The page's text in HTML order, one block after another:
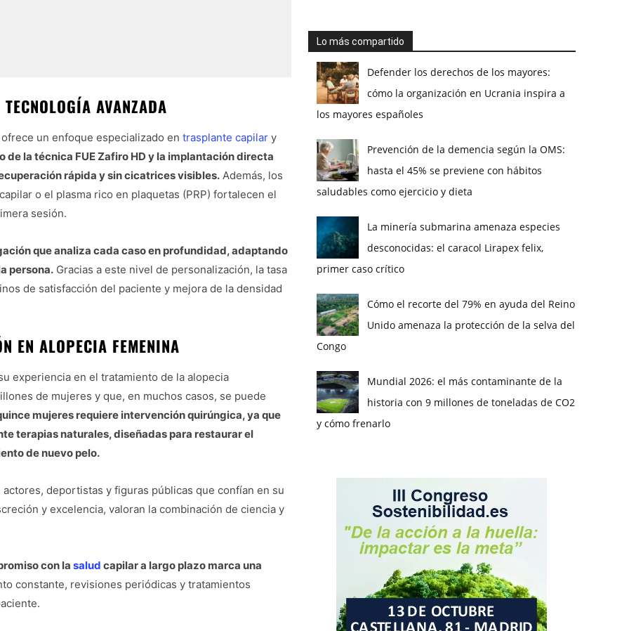
AVANZADA
un enfoque especializado en trasplante capilar y
de la técnica FUE Zafiro HD y la implantación directa
rápida y sin cicatrices visibles. Además, los
o el plasma rico en plaquetas (PRP) fortalecen el
sesión.
que analiza cada caso en profundidad, adaptando
persona. Gracias a este nivel de personalización, la tasa
de satisfacción del paciente y mejora de la densidad
EN ALOPECIA FEMENINA
experiencia en el tratamiento de la alopecia
de mujeres y que, en muchos casos, se puede
mujeres requiere intervención quirúngica, ya que
terapias naturales, diseñadas para restaurar el
de nuevo pelo.
deportistas y figuras públicas que confían en su
y excelencia, valoran la combinación de ciencia y
con la salud capilar a largo plazo marca una
constante, revisiones periódicas y tratamientos
Lo más compartido
Defender los derechos de los mayores:
cómo la organización en Ucrania inspira a
los mayores españoles
Prevención de la demencia según la OMS:
hasta el 45% se previene con hábitos
saludables como ejercicio y dieta
La minería submarina amenaza especies
desconocidas: el caracol Lirapex felix,
primer caso crítico
Cómo el recorte del 79% en ayuda del Reino
Unido amenaza la protección de la selva del
Congo
Mundial 2026: el más contaminante de la
historia con 9 millones de toneladas de CO2
y cómo frenarlo